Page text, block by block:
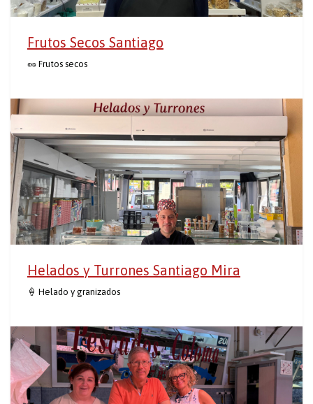
Frutos Secos Santiago
🥜 Frutos secos
Helados y Turrones Santiago Mira
🍦 Helado y granizados